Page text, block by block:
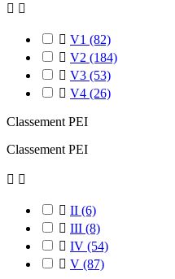
 
 V1 (82)
 V2 (184)
 V3 (53)
 V4 (26)
Classement PEI
Classement PEI
 
 II (6)
 III (8)
 IV (54)
 V (87)